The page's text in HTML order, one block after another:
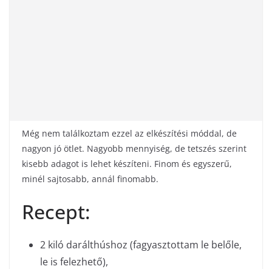
Még nem találkoztam ezzel az elkészítési móddal, de
nagyon jó ötlet. Nagyobb mennyiség, de tetszés szerint
kisebb adagot is lehet készíteni. Finom és egyszerű,
minél sajtosabb, annál finomabb.
Recept:
2 kiló darálthúshoz (fagyasztottam le belőle,
le is felezhető),